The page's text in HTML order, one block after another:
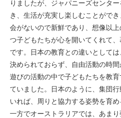
りましたが、ジャパニーズセンタ
き、生活が充実し楽しむことがで
会がないので新鮮であり、想像以
つ子どもたちが心を開いてくれて
です。日本の教育との違いとして
決められておらず、自由活動の時間
遊びの活動の中で子どもたちを教
ていました。日本のように、集団
いれば、周りと協力する姿勢を育め
一方でオーストラリアでは、あまり